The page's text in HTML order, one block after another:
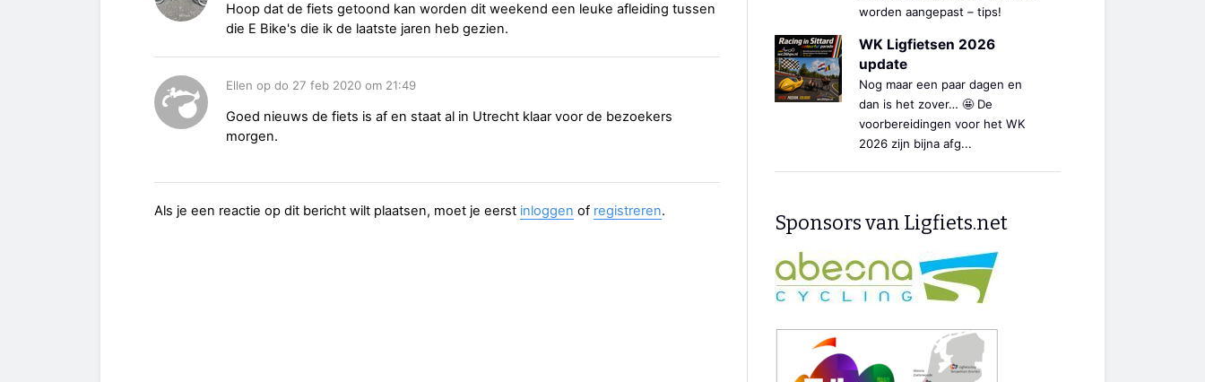
Hoop dat de fiets getoond kan worden dit weekend een leuke afleiding tussen
die E Bike's die ik de laatste jaren heb gezien.
Ellen op do 27 feb 2020 om 21:49
Goed nieuws de fiets is af en staat al in Utrecht klaar voor de bezoekers
morgen.
Als je een reactie op dit bericht wilt plaatsen, moet je eerst inloggen of registreren.
worden aangepast – tips!
WK Ligfietsen 2026
update
Nog maar een paar dagen en
dan is het zover… 🤩 De
voorbereidingen voor het WK
2026 zijn bijna afg...
Sponsors van Ligfiets.net